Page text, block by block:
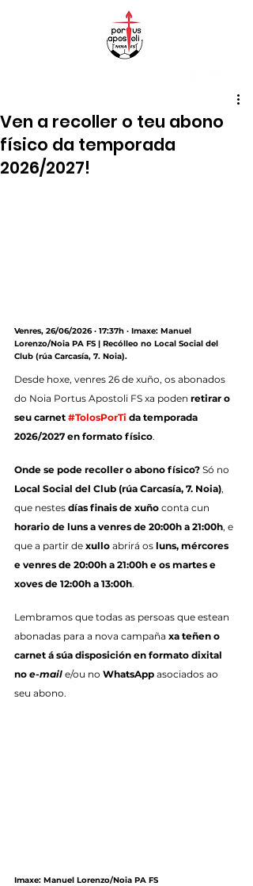
Ven a recoller o teu abono
físico da temporada
2026/2027!
Venres, 26/06/2026 · 17:37h · Imaxe: Manuel
Lorenzo/Noia PA FS | Recólleo no Local Social del
Club (rúa Carcasía, 7. Noia).
Desde hoxe, venres 26 de xuño, os abonados
do Noia Portus Apostoli FS xa poden retirar o
seu carnet #TolosPorTi da temporada
2026/2027 en formato físico.
Onde se pode recoller o abono físico? Só no
Local Social del Club (rúa Carcasía, 7. Noia),
que nestes días finais de xuño conta cun
horario de luns a venres de 20:00h a 21:00h, e
que a partir de xullo abrirá os luns, mércores
e venres de 20:00h a 21:00h e os martes e
xoves de 12:00h a 13:00h.
Lembramos que todas as persoas que estean
abonadas para a nova campaña xa teñen o
carnet á súa disposición en formato dixital
no e-mail e/ou no WhatsApp asociados ao
seu abono.
Imaxe: Manuel Lorenzo/Noia PA FS